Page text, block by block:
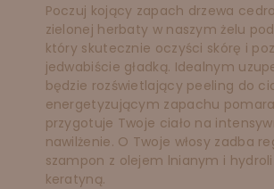
Poczuj kojący zapach drzewa
zielonej herbaty w naszym żelu
który skutecznie oczyści skórę i
jedwabiście gładką. Idealnym
będzie rozświetlający peeling do
energetyzującym zapachu
przygotuje Twoje ciało na
nawilżenie. O Twoje włosy zadba
szampon z olejem lnianym i
keratyną.